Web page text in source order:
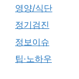
영양/식단
정기검진
정보이슈
팁·노하우